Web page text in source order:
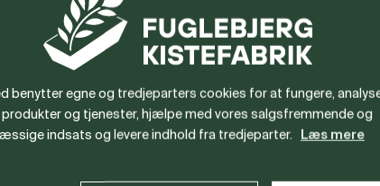
Kisteskruer
benytter egne og tredjeparters cookies for at fungere,
produkter og tjenester, hjælpe med vores salgsfremmende og
indsats og levere indhold fra tredjeparter.
Læs mere